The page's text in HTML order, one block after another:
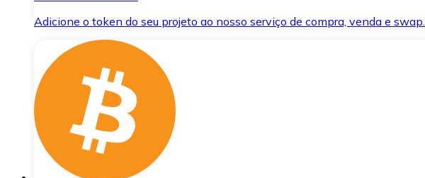
Adicione o token do seu projeto ao nosso serviço de compra, venda e swap.